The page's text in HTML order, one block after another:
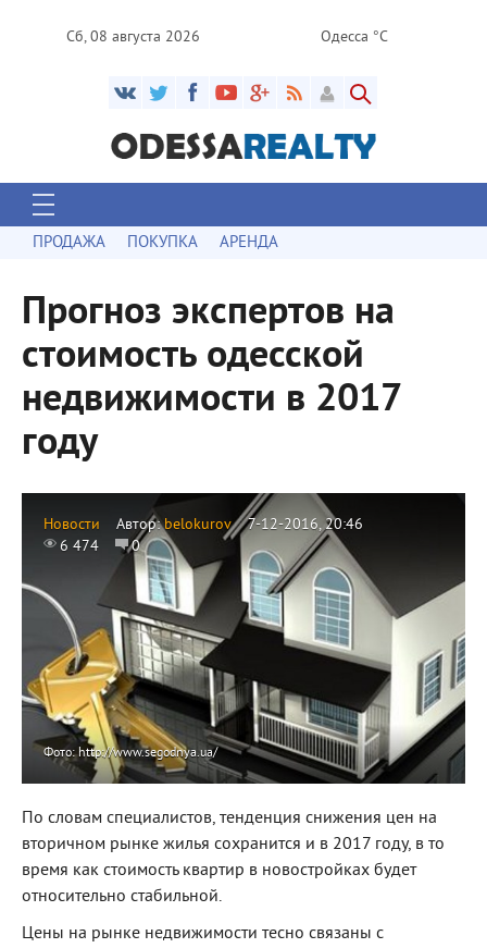
Сб, 08 августа 2026 Одесса °C
ПРОДАЖА ПОКУПКА АРЕНДА
Прогноз экспертов на
стоимость одесской
недвижимости в 2017
году
Фото: http://www.segodnya.ua/
Новости Автор:belokurov
7-12-2016, 20:46
6 474
0
По словам специалистов, тенденция снижения цен на
вторичном рынке жилья сохранится и в 2017 году, в то
время как стоимость квартир в новостройках будет
относительно стабильной.
Цены на рынке недвижимости тесно связаны с